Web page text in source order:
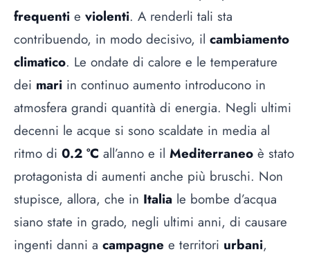
frequenti e violenti. A renderli tali sta
contribuendo, in modo decisivo, il cambiamento
climatico. Le ondate di calore e le temperature
dei mari in continuo aumento introducono in
atmosfera grandi quantità di energia. Negli ultimi
decenni le acque si sono scaldate in media al
ritmo di 0.2 °C all’anno e il Mediterraneo è stato
protagonista di aumenti anche più bruschi. Non
stupisce, allora, che in Italia le bombe d’acqua
siano state in grado, negli ultimi anni, di causare
ingenti danni a campagne e territori urbani,